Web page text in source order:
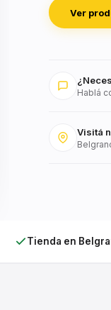
Ver
Hablá
Visitá
Tienda en